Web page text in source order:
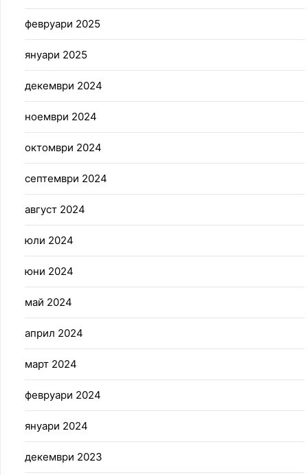
февруари 2025
януари 2025
декември 2024
ноември 2024
октомври 2024
септември 2024
август 2024
юли 2024
юни 2024
май 2024
април 2024
март 2024
февруари 2024
януари 2024
декември 2023